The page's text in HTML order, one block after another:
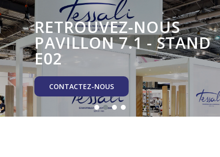
RETROUVEZ-NOUS
PAVILLON 7.1 - STAND
E02
CONTACTEZ-NOUS